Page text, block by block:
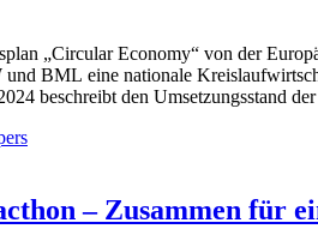
„Circular Economy“ von der
BML eine nationale
beschreibt den Umsetzungsstand
– Zusammen für